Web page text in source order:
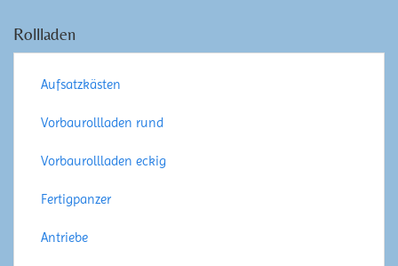
Rollladen
Aufsatzkästen
Vorbaurollladen rund
Vorbaurollladen eckig
Fertigpanzer
Antriebe